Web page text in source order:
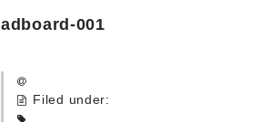
adboard-001
Filed under: